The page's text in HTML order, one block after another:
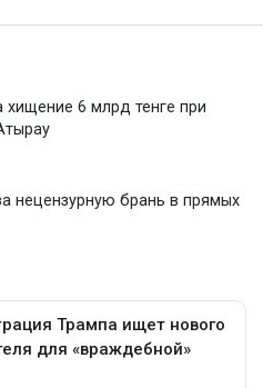
6 млрд тенге при
нецензурную брань в прямых